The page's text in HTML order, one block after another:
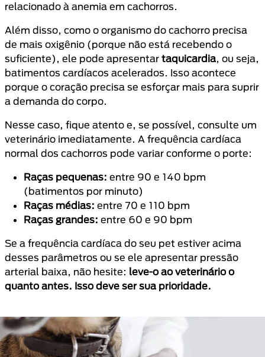
relacionado à anemia em cachorros.
Além disso, como o organismo do cachorro precisa
de mais oxigênio (porque não está recebendo o
suficiente), ele pode apresentar taquicardia, ou seja,
batimentos cardíacos acelerados. Isso acontece
porque o coração precisa se esforçar mais para suprir
a demanda do corpo.
Nesse caso, fique atento e, se possível, consulte um
veterinário imediatamente. A frequência cardíaca
normal dos cachorros pode variar conforme o porte:
Raças pequenas: entre 90 e 140 bpm
(batimentos por minuto)
Raças médias: entre 70 e 110 bpm
Raças grandes: entre 60 e 90 bpm
Se a frequência cardíaca do seu pet estiver acima
desses parâmetros ou se ele apresentar pressão
arterial baixa, não hesite: leve-o ao veterinário o
quanto antes. Isso deve ser sua prioridade.